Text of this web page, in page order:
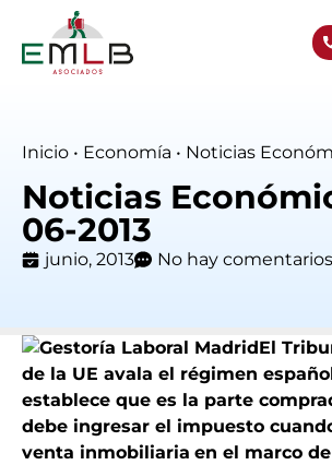
Inicio • Economía • Noticias
Noticias
06-2013
junio, 2013 No hay comentarios
El
de la UE avala el régimen
establece que es la parte
debe ingresar el impuesto
venta inmobiliaria en el marco